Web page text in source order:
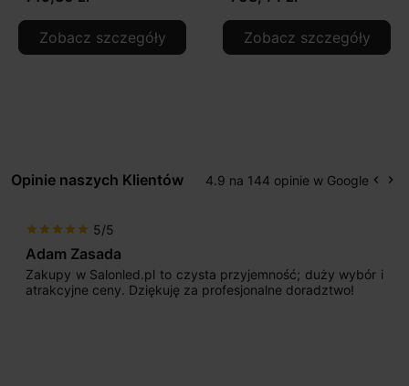
Zobacz szczegóły Zobacz szczegóły
Opinie naszych Klientów 4.9 na 144 opinie w Google keyboard_arrow_left keyboard_arrow_right
star star star star star 5/5
Adam Zasada
Zakupy w Salonled.pl to czysta przyjemność; duży wybór i
atrakcyjne ceny. Dziękuję za profesjonalne doradztwo!